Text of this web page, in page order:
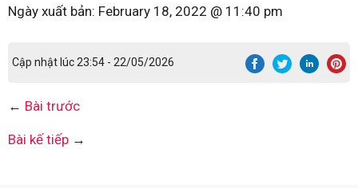
Ngày xuất bản: February 18, 2022 @ 11:40 pm
Cập nhật lúc 23:54 - 22/05/2026
← Bài trước
Bài kế tiếp →